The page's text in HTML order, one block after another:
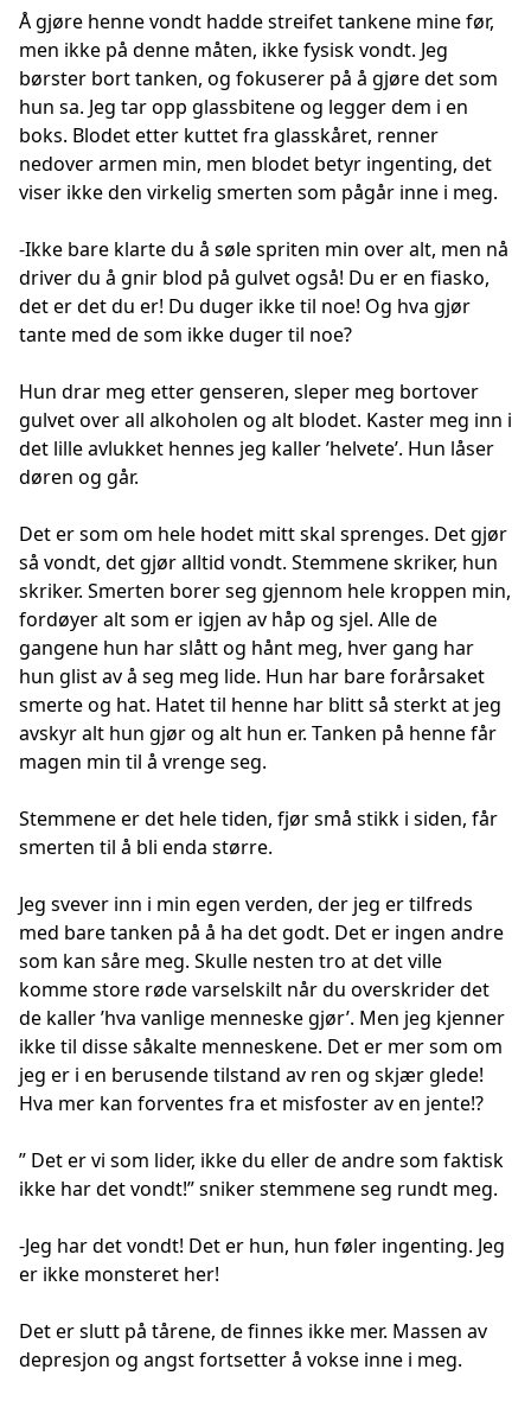
Å gjøre henne vondt hadde streifet tankene mine før,
men ikke på denne måten, ikke fysisk vondt. Jeg
børster bort tanken, og fokuserer på å gjøre det som
hun sa. Jeg tar opp glassbitene og legger dem i en
boks. Blodet etter kuttet fra glasskåret, renner
nedover armen min, men blodet betyr ingenting, det
viser ikke den virkelig smerten som pågår inne i meg.
-Ikke bare klarte du å søle spriten min over alt, men nå
driver du å gnir blod på gulvet også! Du er en fiasko,
det er det du er! Du duger ikke til noe! Og hva gjør
tante med de som ikke duger til noe?
Hun drar meg etter genseren, sleper meg bortover
gulvet over all alkoholen og alt blodet. Kaster meg inn i
det lille avlukket hennes jeg kaller ’helvete’. Hun låser
døren og går.
Det er som om hele hodet mitt skal sprenges. Det gjør
så vondt, det gjør alltid vondt. Stemmene skriker, hun
skriker. Smerten borer seg gjennom hele kroppen min,
fordøyer alt som er igjen av håp og sjel. Alle de
gangene hun har slått og hånt meg, hver gang har
hun glist av å seg meg lide. Hun har bare forårsaket
smerte og hat. Hatet til henne har blitt så sterkt at jeg
avskyr alt hun gjør og alt hun er. Tanken på henne får
magen min til å vrenge seg.
Stemmene er det hele tiden, fjør små stikk i siden, får
smerten til å bli enda større.
Jeg svever inn i min egen verden, der jeg er tilfreds
med bare tanken på å ha det godt. Det er ingen andre
som kan såre meg. Skulle nesten tro at det ville
komme store røde varselskilt når du overskrider det
de kaller ’hva vanlige menneske gjør’. Men jeg kjenner
ikke til disse såkalte menneskene. Det er mer som om
jeg er i en berusende tilstand av ren og skjær glede!
Hva mer kan forventes fra et misfoster av en jente!?
” Det er vi som lider, ikke du eller de andre som faktisk
ikke har det vondt!” sniker stemmene seg rundt meg.
-Jeg har det vondt! Det er hun, hun føler ingenting. Jeg
er ikke monsteret her!
Det er slutt på tårene, de finnes ikke mer. Massen av
depresjon og angst fortsetter å vokse inne i meg.